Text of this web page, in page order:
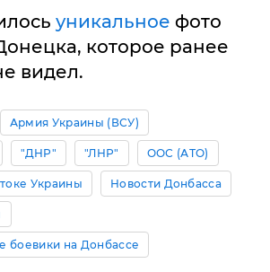
уникальное фото
которое ранее
видел.
Армия Украины (ВСУ)
"ДНР" "ЛНР" ООС (АТО)
Украины Новости Донбасса
боевики на Донбассе